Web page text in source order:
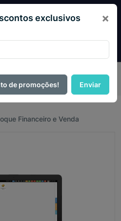
14% OFF em todo o site no mês
Agosto.
Financeiro e Venda
exclusivos ×
de promoções! Enviar